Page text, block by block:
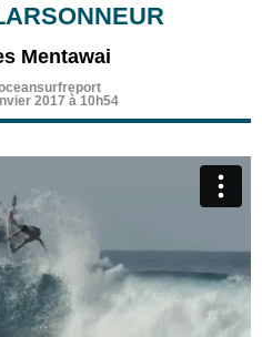
Mentawai
2017 à 10h54